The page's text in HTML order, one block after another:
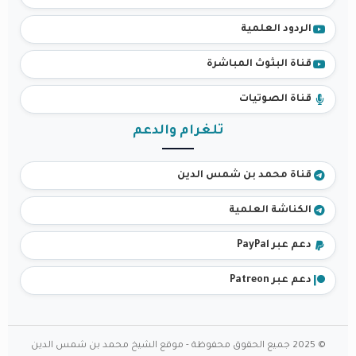
الردود العلمية
قناة البثوث المباشرة
قناة الصوتيات
تلغرام والدعم
قناة محمد بن شمس الدين
الكناشة العلمية
دعم عبر PayPal
دعم عبر Patreon
© 2025 جميع الحقوق محفوظة - موقع الشيخ محمد بن شمس الدين